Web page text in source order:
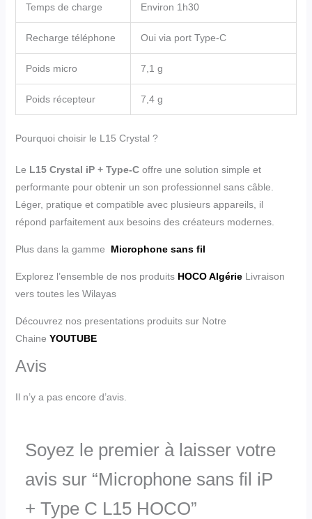
Temps de charge Environ 1h30
Recharge téléphone Oui via port Type-C
Poids micro 7,1 g
Poids récepteur 7,4 g
Pourquoi choisir le L15 Crystal ?
Le L15 Crystal iP + Type-Coffre une solution simple et
performante pour obtenir un son professionnel sans câble.
Léger, pratique et compatible avec plusieurs appareils, il
répond parfaitement aux besoins des créateurs modernes.
Plus dans la gamme Microphone sans fil
Explorez l’ensemble de nos produits HOCO Algérie Livraison
vers toutes les Wilayas
Découvrez nos presentations produits sur Notre
Chaine YOUTUBE
Avis
Il n’y a pas encore d’avis.
Soyez le premier à laisser votre
avis sur “Microphone sans fil iP
+ Type C L15 HOCO”